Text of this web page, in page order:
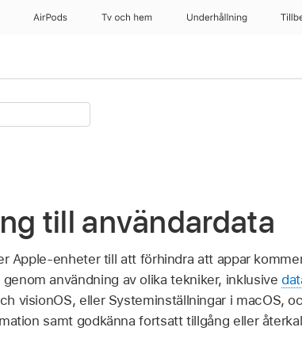
AirPods Tv och hem Underhållning
till användardata
Apple-enheter till att förhindra att appar
användning av olika tekniker, inklusive
visionOS, eller Systeminställningar i macOS,
samt godkänna fortsatt tillgång eller